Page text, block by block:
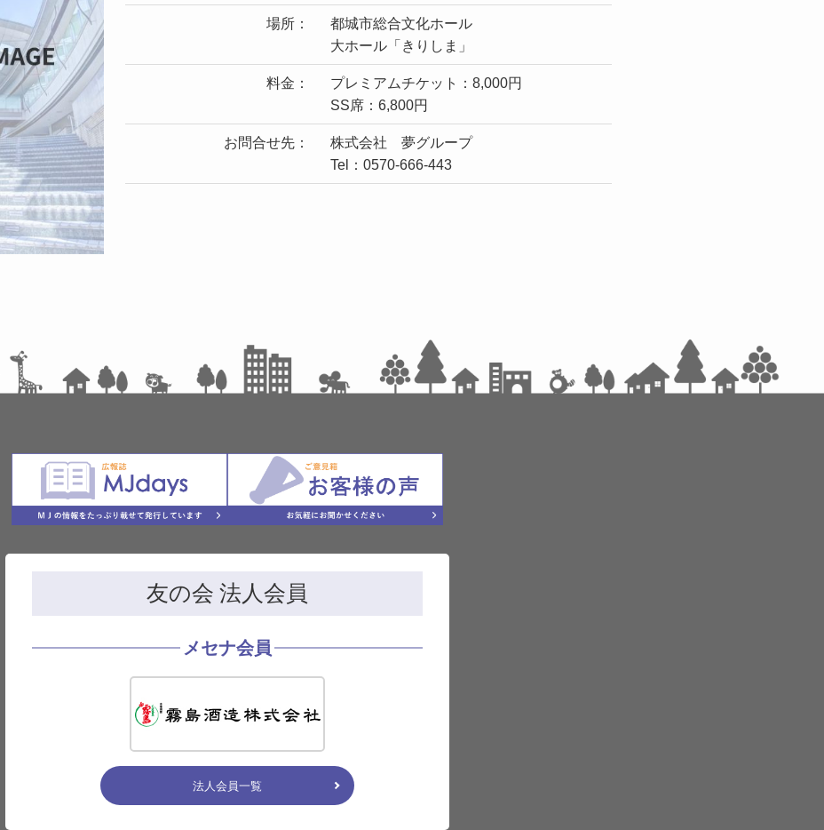
場所：
都城市総合文化ホール
大ホール「きりしま」
料金：
プレミアムチケット：8,000円
SS席：6,800円
お問合せ先：
株式会社 夢グループ
Tel：0570-666-443
友の会 法人会員
メセナ会員
法人会員一覧